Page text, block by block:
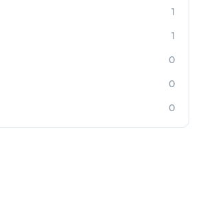
1
1
0
0
0